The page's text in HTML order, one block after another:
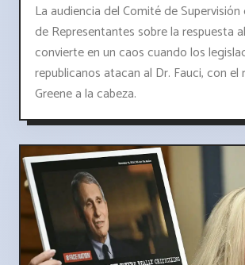
La audiencia del Comité de Supervisión
de Representantes sobre la respuesta
convierte en un caos cuando los
republicanos atacan al Dr. Fauci, con
Greene a la cabeza.